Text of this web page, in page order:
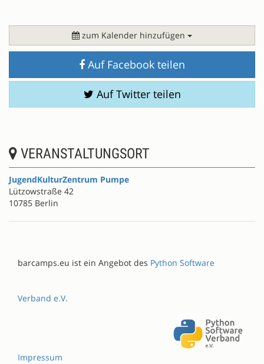
zum Kalender hinzufügen
Auf Facebook teilen
Auf Twitter teilen
VERANSTALTUNGSORT
JugendKulturZentrum Pumpe
Lützowstraße 42
10785 Berlin
barcamps.eu ist ein Angebot des Python Software
Verband e.V.
Impressum